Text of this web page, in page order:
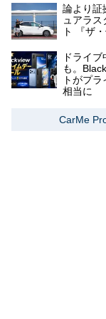
論より証
ュアラ
ト 『ザ
ドライ
も。
トがプ
相当に
CarMe